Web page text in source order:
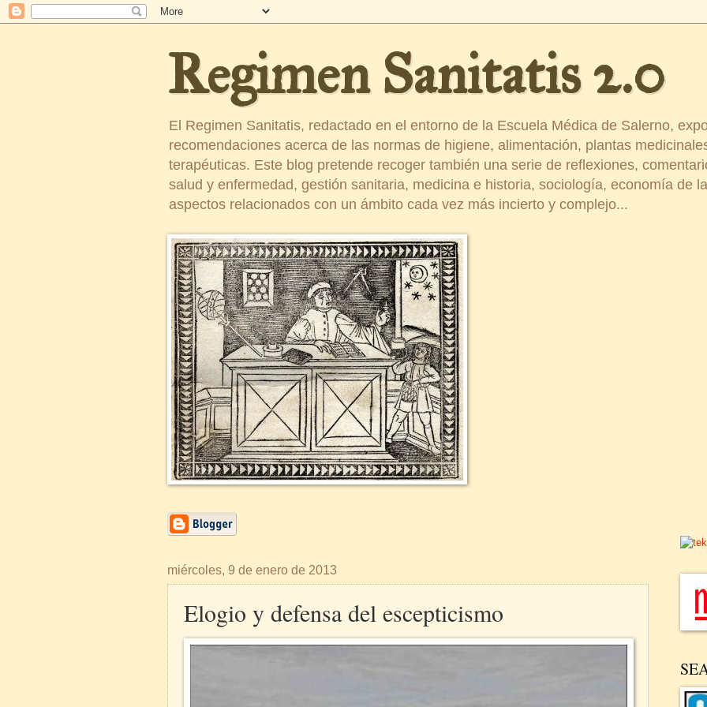
Regimen Sanitatis 2.0
El Regimen Sanitatis, redactado en el entorno de la Escuela Médica de Salerno,
recomendaciones acerca de las normas de higiene, alimentación, plantas
terapéuticas. Este blog pretende recoger también una serie de reflexiones,
salud y enfermedad, gestión sanitaria, medicina e historia, sociología, economía de
aspectos relacionados con un ámbito cada vez más incierto y complejo...
miércoles, 9 de enero de 2013
Elogio y defensa del escepticismo